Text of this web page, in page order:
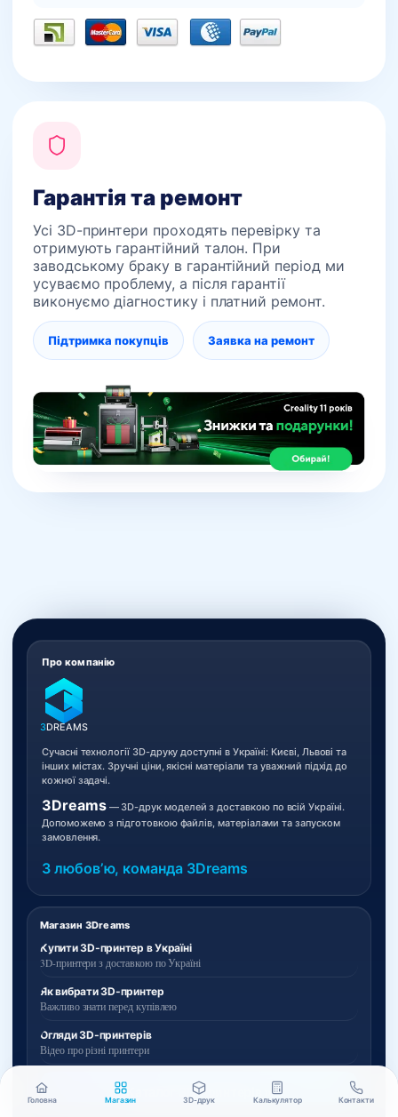
Головна Магазин 3D-друк Калькулятор Контакти
Гарантія та ремонт
Усі 3D-принтери проходять перевірку та
отримують гарантійний талон. При
заводському браку в гарантійний період ми
усуваємо проблему, а після гарантії
виконуємо діагностику і платний ремонт.
Підтримка покупців Заявка на ремонт
Магазин 3Dreams
Купити 3D-принтер в Україні
3D-принтери з доставкою по Україні
Як вибрати 3D-принтер
Важливо знати перед купівлею
Огляди 3D-принтерів
Відео про різні принтери
Каталог 3D-принтерів »
Про компанію
3DREAMS
Сучасні технології 3D-друку доступні в Україні: Києві, Львові та
інших містах. Зручні ціни, якісні матеріали та уважний підхід до
кожної задачі.
3Dreams— 3D-друк моделей з доставкою по всій Україні.
Допоможемо з підготовкою файлів, матеріалами та запуском
замовлення.
З любовʼю, команда 3Dreams